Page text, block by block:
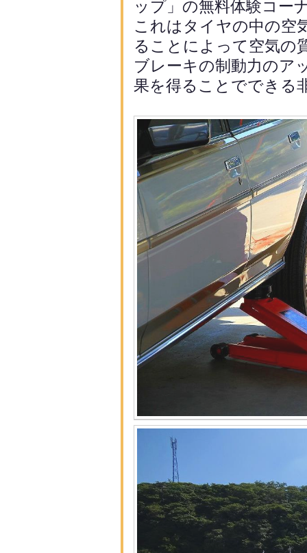
ップ」 の無料体験コー
これはタイヤの中の空
ることによって空気の
ブレーキの制動力のア
果を得ることでできる